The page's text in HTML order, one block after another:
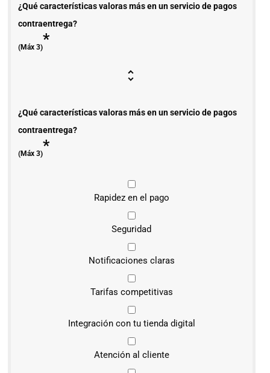
¿Qué características valoras más en un servicio de pagos
contraentrega?
(Máx 3)*
¿Qué características valoras más en un servicio de pagos
contraentrega?
(Máx 3)*
Rapidez en el pago
Seguridad
Notificaciones claras
Tarifas competitivas
Integración con tu tienda digital
Atención al cliente